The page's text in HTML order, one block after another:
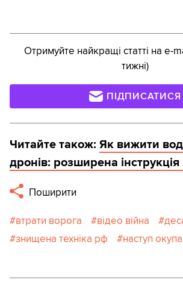
Отримуйте найкращі статті на e-
тижні)
ПІДПИСАТИСЯ
Читайте також: Як вижити
дронів: розширена
Поширити
втрати ворога відео війна
знищена техніка рф
наступ